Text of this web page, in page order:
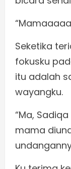
Seketika
fokusku
itu adalah
wayangku.
“Ma,
mama